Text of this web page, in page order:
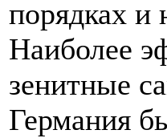
порядках и
Наиболее
зенитные
Германия